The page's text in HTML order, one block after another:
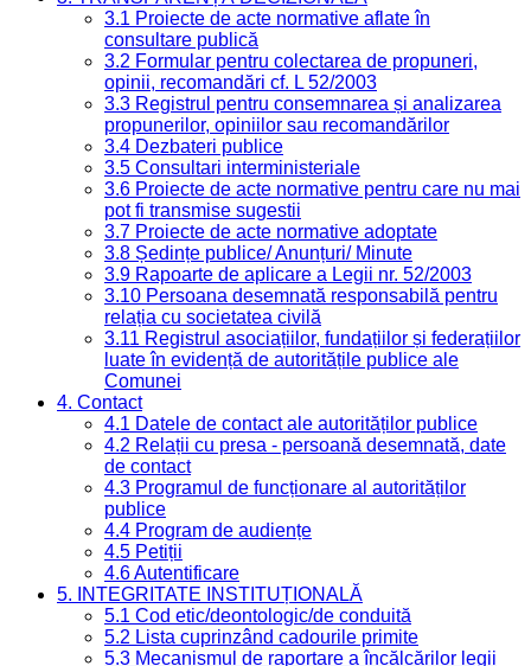
3.1 Proiecte de acte normative aflate în
consultare publică
3.2 Formular pentru colectarea de propuneri,
opinii, recomandări cf. L 52/2003
3.3 Registrul pentru consemnarea și analizarea
propunerilor, opiniilor sau recomandărilor
3.4 Dezbateri publice
3.5 Consultari interministeriale
3.6 Proiecte de acte normative pentru care nu mai
pot fi transmise sugestii
3.7 Proiecte de acte normative adoptate
3.8 Ședințe publice/ Anunțuri/ Minute
3.9 Rapoarte de aplicare a Legii nr. 52/2003
3.10 Persoana desemnată responsabilă pentru
relația cu societatea civilă
3.11 Registrul asociațiilor, fundațiilor și federațiilor
luate în evidență de autoritățile publice ale
Comunei
4. Contact
4.1 Datele de contact ale autorităților publice
4.2 Relații cu presa - persoană desemnată, date
de contact
4.3 Programul de funcționare al autorităților
publice
4.4 Program de audiențe
4.5 Petiții
4.6 Autentificare
5. INTEGRITATE INSTITUȚIONALĂ
5.1 Cod etic/deontologic/de conduită
5.2 Lista cuprinzând cadourile primite
5.3 Mecanismul de raportare a încălcărilor legii